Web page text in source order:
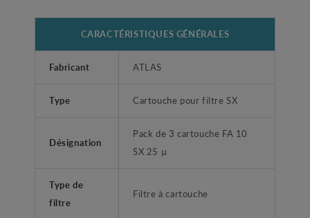
CARACTÉRISTIQUES GÉNÉRALES
Fabricant ATLAS
Type Cartouche pour filtre SX
Désignation
Pack de 3 cartouche FA 10
SX 25 µ
Type de
filtre
Filtre à cartouche